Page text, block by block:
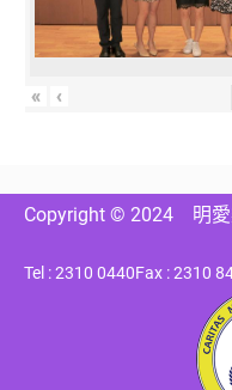
« ‹
Copyright © 2024 明
Tel : 2310 0440Fax : 2310